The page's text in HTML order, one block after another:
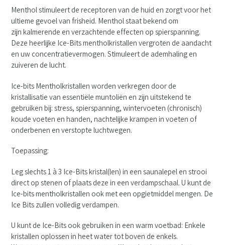
Menthol stimuleert de receptoren van de huid en zorgt voor het
ultieme gevoel van frisheid. Menthol staat bekend om
zijn kalmerende en verzachtende effecten op spierspanning.
Deze heerlijke Ice-Bits mentholkristallen vergroten de aandacht
en uw concentratievermogen. Stimuleert de ademhaling en
zuiveren de lucht.
Ice-bits Mentholkristallen worden verkregen door de
kristallisatie van essentiële muntoliën en zijn uitstekend te
gebruiken bij: stress, spierspanning, wintervoeten (chronisch)
koude voeten en handen, nachtelijke krampen in voeten of
onderbenen en verstopte luchtwegen.
Toepassing:
Leg slechts 1 à 3 Ice-Bits kristal(len) in een saunalepel en strooi
direct op stenen of plaats deze in een verdampschaal. U kunt de
Ice-bits mentholkristallen ook met een opgietmiddel mengen. De
Ice Bits zullen volledig verdampen.
U kunt de Ice-Bits ook gebruiken in een warm voetbad: Enkele
kristallen oplossen in heet water tot boven de enkels.